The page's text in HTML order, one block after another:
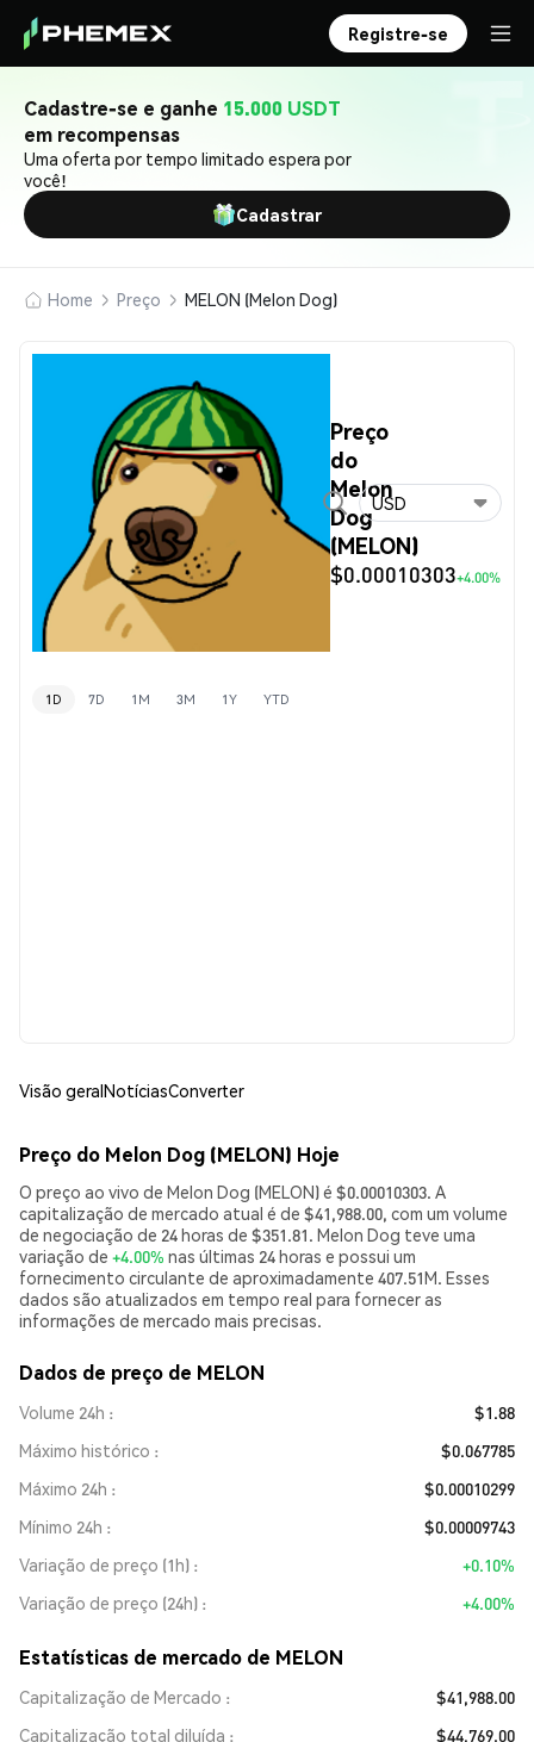
Registre-se
Cadastre-se e ganhe 15.000 USDT
em recompensas
Uma oferta por tempo limitado espera por
você!
Cadastrar
Home Preço MELON (Melon Dog)
Preço
do
Melon
Dog
(MELON)
$0.00010303+4.00%
USD
1D 7D 1M 3M 1Y YTD
Visão geralNotíciasConverter
Preço do Melon Dog (MELON) Hoje
O preço ao vivo de Melon Dog (MELON) é $0.00010303. A
capitalização de mercado atual é de $41,988.00, com um volume
de negociação de 24 horas de $351.81. Melon Dog teve uma
variação de +4.00% nas últimas 24 horas e possui um
fornecimento circulante de aproximadamente 407.51M. Esses
dados são atualizados em tempo real para fornecer as
informações de mercado mais precisas.
Dados de preço de MELON
Volume 24h
$1.88
Máximo histórico
$0.067785
Máximo 24h
$0.00010299
Mínimo 24h
$0.00009743
Variação de preço (1h)
+0.10%
Variação de preço (24h)
+4.00%
Estatísticas de mercado de MELON
Capitalização de Mercado
$41,988.00
Capitalização total diluída
$44,769.00